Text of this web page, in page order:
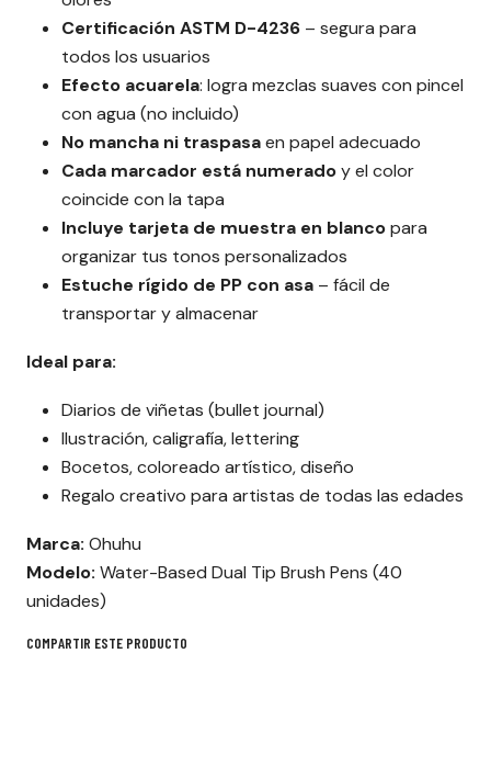
Certificación ASTM D-4236 – segura para
todos los usuarios
Efecto acuarela: logra mezclas suaves con pincel
con agua (no incluido)
No mancha ni traspasaen papel adecuado
Cada marcador está numeradoy el color
coincide con la tapa
Incluye tarjeta de muestra en blancopara
organizar tus tonos personalizados
Estuche rígido de PP con asa – fácil de
transportar y almacenar
Ideal para:
Diarios de viñetas (bullet journal)
Ilustración, caligrafía, lettering
Bocetos, coloreado artístico, diseño
Regalo creativo para artistas de todas las edades
Marca: Ohuhu
Modelo: Water-Based Dual Tip Brush Pens (40
unidades)
COMPARTIR ESTE PRODUCTO